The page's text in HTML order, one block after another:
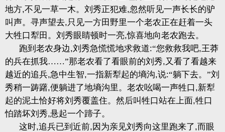
地方,不见一草一木。刘秀正犯难,忽然听见一声长长的驴
叫声。寻声望去,只见一方田野里一个老农正在赶着一头
大牲口犁田。刘秀眼睛顿时一亮,惊喜地向老农跑去。
跑到老农身边,刘秀急慌慌地求救道:“您救救我吧,王莽
的兵在抓我……”那老农看了看眼前的刘秀,又看了看越来
越近的追兵,急中生智,一指新犁起的墒沟,说:“躺下去。”刘
秀稍一踌躇,便躺进了地墒沟里。老农吆喝一声牲口 ,新犁
起的泥土恰好将刘秀覆盖住。然后叫牲口站在上面,牲口
怕踏坏刘秀,悬起一个蹄子。
这时,追兵已到近前,因为亲见刘秀向这里跑来了,而眼